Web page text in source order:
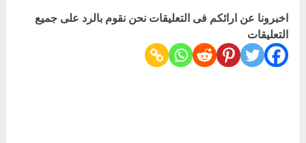
اخبرونا عن ارائكم فى التعليقات نحن نقوم بالرد على جميع
التعليقات